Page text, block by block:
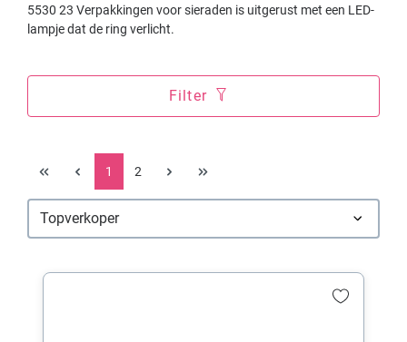
5530 23 Verpakkingen voor sieraden is uitgerust met een LED-
lampje dat de ring verlicht.
Filter
1 2